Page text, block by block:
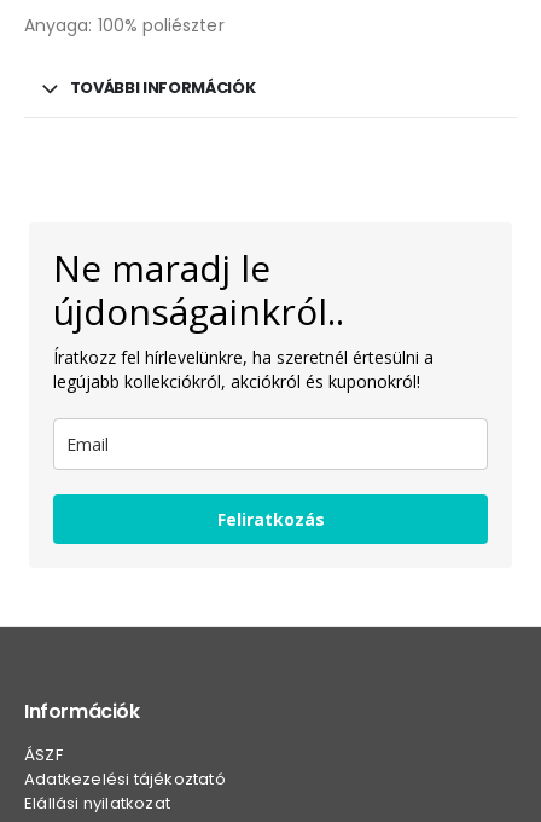
Anyaga: 100% poliészter
TOVÁBBI INFORMÁCIÓK
Ne maradj le
újdonságainkról..
Íratkozz fel hírlevelünkre, ha szeretnél értesülni a
legújabb kollekciókról, akciókról és kuponokról!
Feliratkozás
Információk
ÁSZF
Adatkezelési tájékoztató
Elállási nyilatkozat